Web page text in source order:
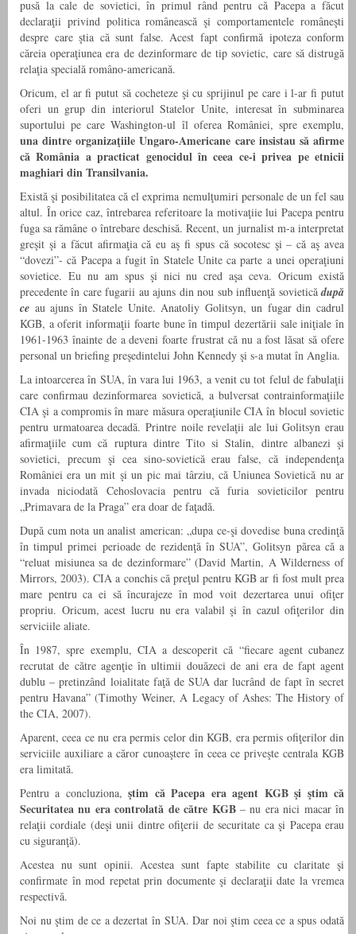
pusă la cale de sovietici, în primul rând pentru că Pacepa a făcut
declaraţii privind politica românească şi comportamentele româneşti
despre care ştia că sunt false. Acest fapt confirmă ipoteza conform
căreia operaţiunea era de dezinformare de tip sovietic, care să distrugă
relaţia specială româno-americană.
Oricum, el ar fi putut să cocheteze şi cu sprijinul pe care i l-ar fi putut
oferi un grup din interiorul Statelor Unite, interesat în subminarea
suportului pe care Washington-ul îl oferea României, spre exemplu,
una dintre organizaţiile Ungaro-Americane care insistau să afirme
că România a practicat genocidul în ceea ce-i privea pe etnicii
maghiari din Transilvania.
Există şi posibilitatea că el exprima nemulţumiri personale de un fel sau
altul. În orice caz, întrebarea referitoare la motivaţiie lui Pacepa pentru
fuga sa rămâne o întrebare deschisă. Recent, un jurnalist m-a interpretat
greşit şi a făcut afirmaţia că eu aş fi spus că socotesc şi – că aş avea
“dovezi”- că Pacepa a fugit în Statele Unite ca parte a unei operaţiuni
sovietice. Eu nu am spus şi nici nu cred aşa ceva. Oricum există
precedente în care fugarii au ajuns din nou sub influenţă sovieticădupă
ce au ajuns în Statele Unite. Anatoliy Golitsyn, un fugar din cadrul
KGB, a oferit informaţii foarte bune în timpul dezertării sale iniţiale în
1961-1963 înainte de a deveni foarte frustrat că nu a fost lăsat să ofere
personal un briefing preşedintelui John Kennedy şi s-a mutat în Anglia.
La intoarcerea în SUA, în vara lui 1963, a venit cu tot felul de fabulaţii
care confirmau dezinformarea sovietică, a bulversat contrainformaţiile
CIA şi a compromis în mare măsura operaţiunile CIA în blocul sovietic
pentru urmatoarea decadă. Printre noile revelaţii ale lui Golitsyn erau
afirmaţiile cum că ruptura dintre Tito si Stalin, dintre albanezi şi
sovietici, precum şi cea sino-sovietică erau false, că independenţa
României era un mit şi un pic mai târziu, că Uniunea Sovietică nu ar
invada niciodată Cehoslovacia pentru că furia sovieticilor pentru
„Primavara de la Praga” era doar de faţadă.
După cum nota un analist american: „dupa ce-şi dovedise buna credinţă
în timpul primei perioade de rezidenţă în SUA”, Golitsyn părea că a
“reluat misiunea sa de dezinformare” (David Martin, A Wilderness of
Mirrors, 2003). CIA a conchis că preţul pentru KGB ar fi fost mult prea
mare pentru ca ei să încurajeze în mod voit dezertarea unui ofiţer
propriu. Oricum, acest lucru nu era valabil şi în cazul ofiţerilor din
serviciile aliate.
În 1987, spre exemplu, CIA a descoperit că “fiecare agent cubanez
recrutat de către agenţie în ultimii douăzeci de ani era de fapt agent
dublu – pretinzând loialitate faţă de SUA dar lucrând de fapt în secret
pentru Havana” (Timothy Weiner, A Legacy of Ashes: The History of
the CIA, 2007).
Aparent, ceea ce nu era permis celor din KGB, era permis ofiţerilor din
serviciile auxiliare a căror cunoaştere în ceea ce priveşte centrala KGB
era limitată.
Pentru a concluziona,ştim că Pacepa era agent KGB şi ştim că
Securitatea nu era controlată de către KGB– nu era nici macar în
relaţii cordiale (deşi unii dintre ofiţerii de securitate ca şi Pacepa erau
cu siguranţă).
Acestea nu sunt opinii. Acestea sunt fapte stabilite cu claritate şi
confirmate în mod repetat prin documente şi declaraţii date la vremea
respectivă.
Noi nu ştim de ce a dezertat în SUA. Dar noi ştim ceea ce a spus odată